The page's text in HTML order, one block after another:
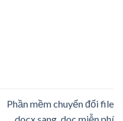
Phần mềm chuyển đổi file